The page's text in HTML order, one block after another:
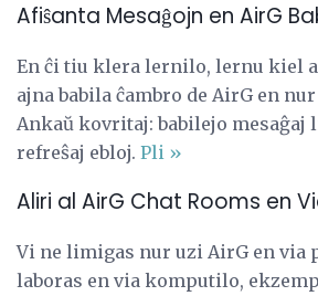
Afiŝanta Mesaĝojn en AirG
En ĉi tiu klera lernilo, lernu kiel
ajna babila ĉambro de AirG en
Ankaŭ kovritaj: babilejo
refreŝaj ebloj. Pli »
Aliri al AirG Chat Rooms en
Vi ne limigas nur uzi AirG en via
laboras en via komputilo,